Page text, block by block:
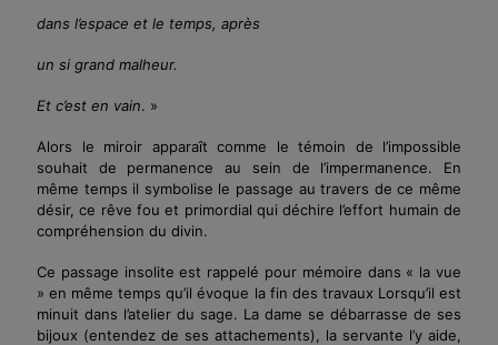
dans l’espace et le temps, après
un si grand malheur.
Et c’est en vain. »
Alors le miroir apparaît comme le témoin de l’impossible
souhait de permanence au sein de l’impermanence. En
même temps il symbolise le passage au travers de ce même
désir, ce rêve fou et primordial qui déchire l’effort humain de
compréhension du divin.
Ce passage insolite est rappelé pour mémoire dans « la vue
» en même temps qu’il évoque la fin des travaux Lorsqu’il est
minuit dans l’atelier du sage. La dame se débarrasse de ses
bijoux (entendez de ses attachements), la servante l’y aide,